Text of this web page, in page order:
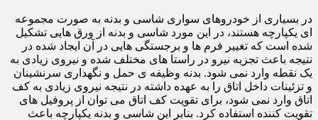
در بسیاری از خودروهای سواری شاسی و بدنه به صورت مجموعه
ای یکپارچه هستند، در این مورد شاسی و بدنه از ورق هایی تشکیل
شده است که تغییر فرم ها و برجستگی هایی در آن ایجاد شده در
نتیجه باعث تجزیه نیرو در راستا های مختلف شده و نیروی زیادی به
یک نقطه وارد نمی شود. بدنه وظیفه ی حمل و نگهداری سرنشینان
و تزئینات داخل اتاق را به عهده داشته در نتیجه نیروی زیادی به کف
اتاق وارد نمی شود، برای تقویت کف اتاق می توان از پروفیل های
تقویت کننده استفاده کرد. بنابر این شاسی و بدنه یکپارچه باعث